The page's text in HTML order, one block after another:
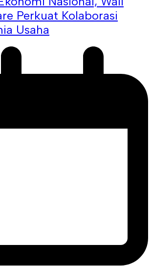
Perkuat Kolaborasi
Usaha